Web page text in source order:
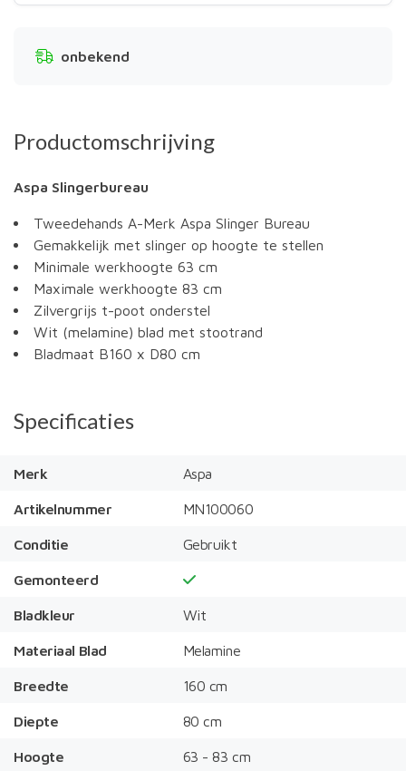
onbekend
Productomschrijving
Aspa Slingerbureau
Tweedehands A-Merk Aspa Slinger Bureau
Gemakkelijk met slinger op hoogte te stellen
Minimale werkhoogte 63 cm
Maximale werkhoogte 83 cm
Zilvergrijs t-poot onderstel
Wit (melamine) blad met stootrand
Bladmaat B160 x D80 cm
Specificaties
Merk Aspa
Artikelnummer MN100060
Conditie Gebruikt
Gemonteerd
Bladkleur Wit
Materiaal Blad Melamine
Breedte 160 cm
Diepte 80 cm
Hoogte 63 - 83 cm